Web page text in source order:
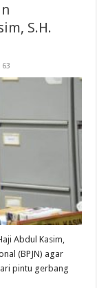
S.H.
63
Abdul Kasim,
(BPJN) agar
pintu gerbang